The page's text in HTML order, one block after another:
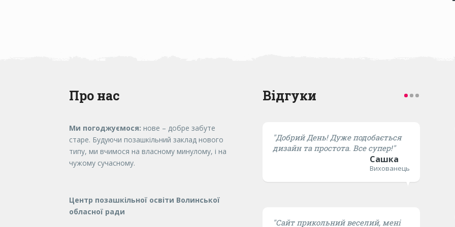
Про нас
Ми погоджуємося: нове – добре забуте
старе. Будуючи позашкільний заклад нового
типу, ми вчимося на власному минулому, і на
чужому сучасному.
Центр позашкільної освіти Волинської
обласної ради
Відгуки
"Добрий День! Дуже подобається
дизайн та простота. Все супер!"
Сашка
Вихованець
"Сайт прикольний веселий, мені